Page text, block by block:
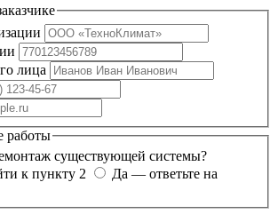
лица
работы
существующей системы?
к пункту 2
Да — ответьте на